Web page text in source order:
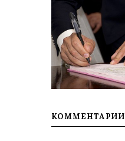
КОММЕНТАРИИ